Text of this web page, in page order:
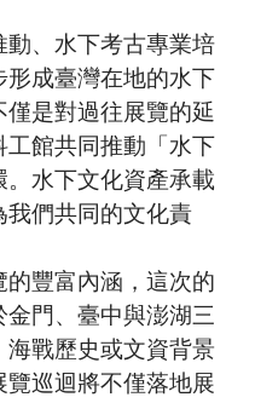
、水下考古專業培
成臺灣在地的水下
是對過往展覽的延
館共同推動「水下
水下文化資產承載
我們共同的文化責
豐富內涵，這次的
門、臺中與澎湖三
戰歷史或文資背景
巡迴將不僅落地展